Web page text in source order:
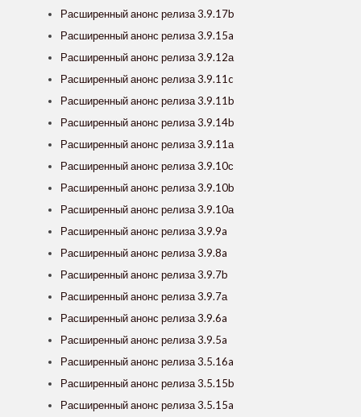
Расширенный анонс релиза 3.9.17b
Расширенный анонс релиза 3.9.15a
Расширенный анонс релиза 3.9.12а
Расширенный анонс релиза 3.9.11c
Расширенный анонс релиза 3.9.11b
Расширенный анонс релиза 3.9.14b
Расширенный анонс релиза 3.9.11а
Расширенный анонс релиза 3.9.10с
Расширенный анонс релиза 3.9.10b
Расширенный анонс релиза 3.9.10а
Расширенный анонс релиза 3.9.9a
Расширенный анонс релиза 3.9.8a
Расширенный анонс релиза 3.9.7b
Расширенный анонс релиза 3.9.7а
Расширенный анонс релиза 3.9.6a
Расширенный анонс релиза 3.9.5a
Расширенный анонс релиза 3.5.16a
Расширенный анонс релиза 3.5.15b
Расширенный анонс релиза 3.5.15a